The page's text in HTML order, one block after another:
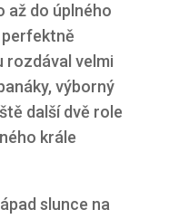
až do úplného
perfektně
rozdával velmi
výborný
další dvě role
krále
slunce na